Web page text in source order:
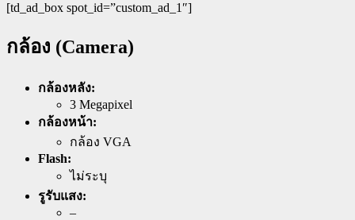
[td_ad_box spot_id=”custom_ad_1″]
กล้อง (Camera)
กล้องหลัง:
3 Megapixel
กล้องหน้า:
กล้อง VGA
Flash:
ไม่ระบุ
รูรับแสง:
–